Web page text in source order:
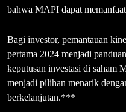
bahwa MAPI dapat
Bagi investor, pemantauan
pertama 2024 menjadi
keputusan investasi di saham
menjadi pilihan menarik
berkelanjutan.***